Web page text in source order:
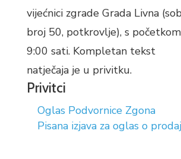
vijećnici zgrade Grada Livna
broj 50, potkrovlje), s
9:00 sati. Kompletan tekst
natječaja je u privitku.
Privitci
Oglas Podvornice Zgona
Pisana izjava za oglas o